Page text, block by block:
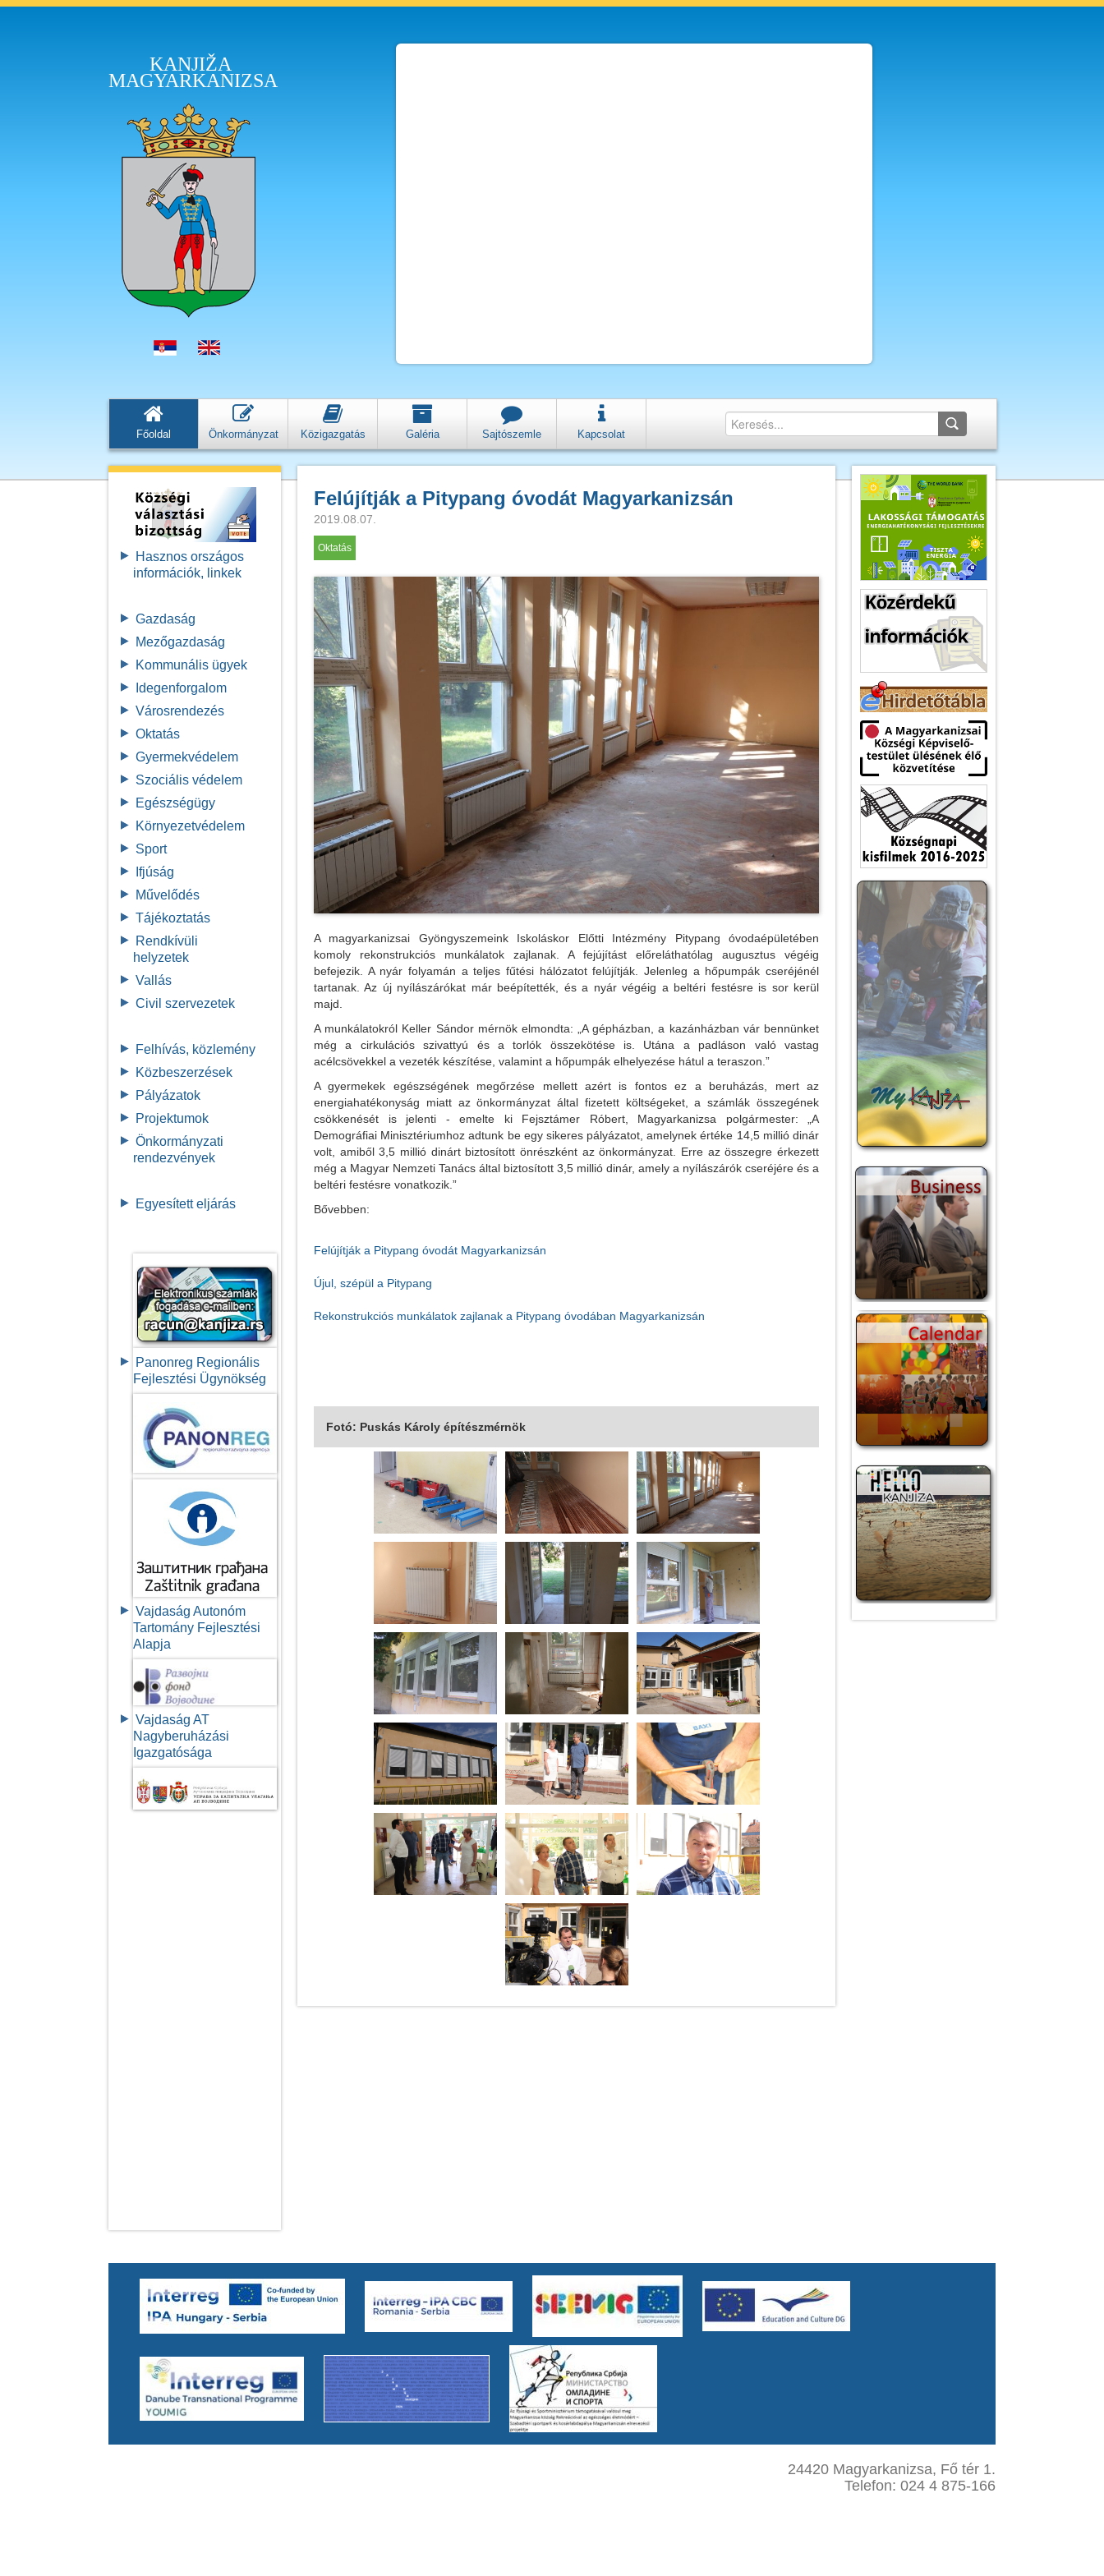
KANJIŽA
MAGYARKANIZSA
Főoldal Önkormányzat Közigazgatás Galéria Sajtószemle Kapcsolat
Hasznos országos
információk, linkek
Gazdaság
Mezőgazdaság
Kommunális ügyek
Idegenforgalom
Városrendezés
Oktatás
Gyermekvédelem
Szociális védelem
Egészségügy
Környezetvédelem
Sport
Ifjúság
Művelődés
Tájékoztatás
Rendkívüli
helyzetek
Vallás
Civil szervezetek
Felhívás, közlemény
Közbeszerzések
Pályázatok
Projektumok
Önkormányzati
rendezvények
Egyesített eljárás
Panonreg Regionális
Fejlesztési Ügynökség
Vajdaság Autonóm
Tartomány Fejlesztési
Alapja
Vajdaság AT
Nagyberuházási
Igazgatósága
Felújítják a Pitypang óvodát Magyarkanizsán
2019.08.07.
Oktatás
A magyarkanizsai Gyöngyszemeink Iskoláskor Előtti Intézmény Pitypang óvodaépületében
komoly rekonstrukciós munkálatok zajlanak. A fejújítást előreláthatólag augusztus végéig
befejezik. A nyár folyamán a teljes fűtési hálózatot felújítják. Jelenleg a hőpumpák cseréjénél
tartanak. Az új nyílászárókat már beépítették, és a nyár végéig a beltéri festésre is sor kerül
majd.
A munkálatokról Keller Sándor mérnök elmondta: „A gépházban, a kazánházban vár bennünket
még a cirkulációs szivattyú és a torlók összekötése is. Utána a padláson való vastag
acélcsövekkel a vezeték készítése, valamint a hőpumpák elhelyezése hátul a teraszon.”
A gyermekek egészségének megőrzése mellett azért is fontos ez a beruházás, mert az
energiahatékonyság miatt az önkormányzat által fizetett költségeket, a számlák összegének
csökkenését is jelenti - emelte ki Fejsztámer Róbert, Magyarkanizsa polgármester: „A
Demográfiai Minisztériumhoz adtunk be egy sikeres pályázatot, amelynek értéke 14,5 millió dinár
volt, amiből 3,5 millió dinárt biztosított önrészként az önkormányzat. Erre az összegre érkezett
még a Magyar Nemzeti Tanács által biztosított 3,5 millió dinár, amely a nyílászárók cseréjére és a
beltéri festésre vonatkozik.”
Bővebben:
Felújítják a Pitypang óvodát Magyarkanizsán
Újul, szépül a Pitypang
Rekonstrukciós munkálatok zajlanak a Pitypang óvodában Magyarkanizsán
Fotó: Puskás Károly építészmérnök
24420 Magyarkanizsa, Fő tér 1.
Telefon: 024 4 875-166